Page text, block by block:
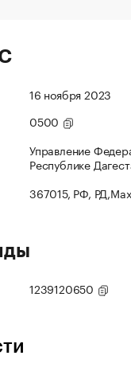
16 ноября 2023
0500
Управление
Республике
367015, РФ,
1239120650